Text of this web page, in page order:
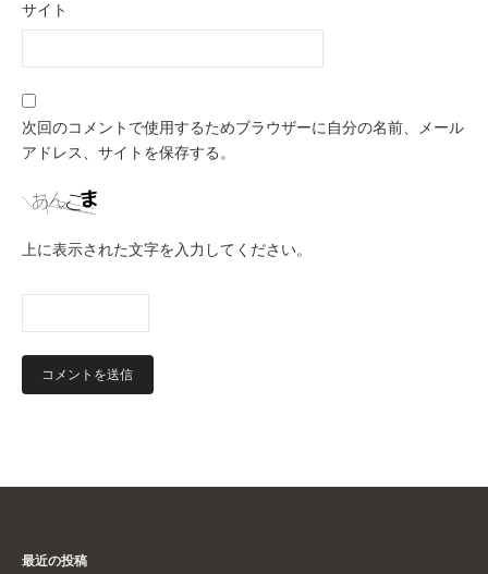
サイト
次回のコメントで使用するためブラウザーに自分の名前、メール
アドレス、サイトを保存する。
上に表示された文字を入力してください。
最近の投稿